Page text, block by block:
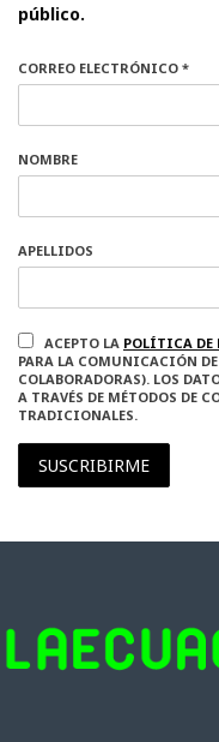
público.
CORREO ELECTRÓNICO *
NOMBRE
APELLIDOS
ACEPTO LA POLÍTICA DE
PARA LA COMUNICACIÓN
COLABORADORAS). LOS
A TRAVÉS DE MÉTODOS DE
TRADICIONALES.
SUSCRIBIRME